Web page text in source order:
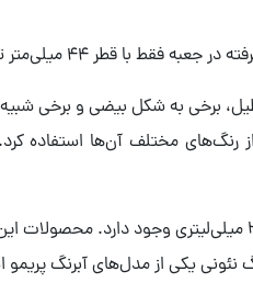
برخی به شکل بیضی و برخی
از رنگ‌های مختلف آن‌ها
آبرنگ‌های پریمو بیش‌تر به شکل قرصی تولید می‌شوند؛ اما نوع مایع آن نیز در